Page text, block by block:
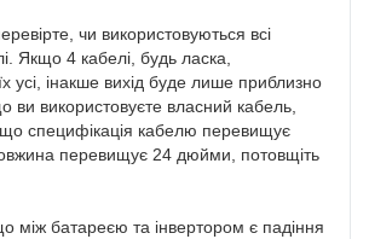
чи використовуються всі
Якщо 4 кабелі, будь ласка,
усі, інакше вихід буде лише приблизно
використовуєте власний кабель,
специфікація кабелю перевищує
перевищує 24 дюйми, потовщіть
між батареєю та інвертором є падіння